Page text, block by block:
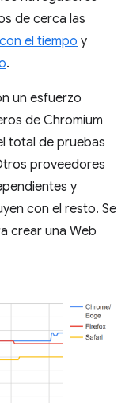
de cerca las
el tiempo y
.
un esfuerzo
de Chromium
total de pruebas
proveedores
y
con el resto. Se
crear una Web